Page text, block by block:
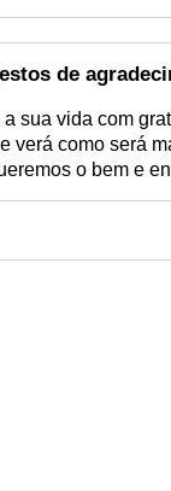
de
sua vida com
verá como será
o bem e